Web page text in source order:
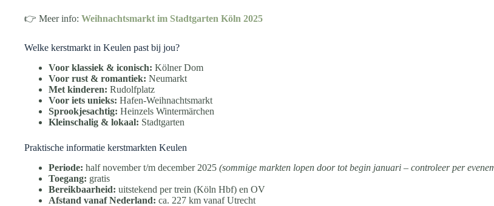
👉 Meer info: Weihnachtsmarkt im Stadtgarten Köln 2025
Welke kerstmarkt in Keulen past bij jou?
Voor klassiek & iconisch: Kölner Dom
Voor rust & romantiek: Neumarkt
Met kinderen: Rudolfplatz
Voor iets unieks: Hafen-Weihnachtsmarkt
Sprookjesachtig: Heinzels Wintermärchen
Kleinschalig & lokaal: Stadtgarten
Praktische informatie kerstmarkten Keulen
Periode: half november t/m december 2025 (sommige markten lopen door tot begin januari – controleer per
Toegang: gratis
Bereikbaarheid: uitstekend per trein (Köln Hbf) en OV
Afstand vanaf Nederland: ca. 227 km vanaf Utrecht